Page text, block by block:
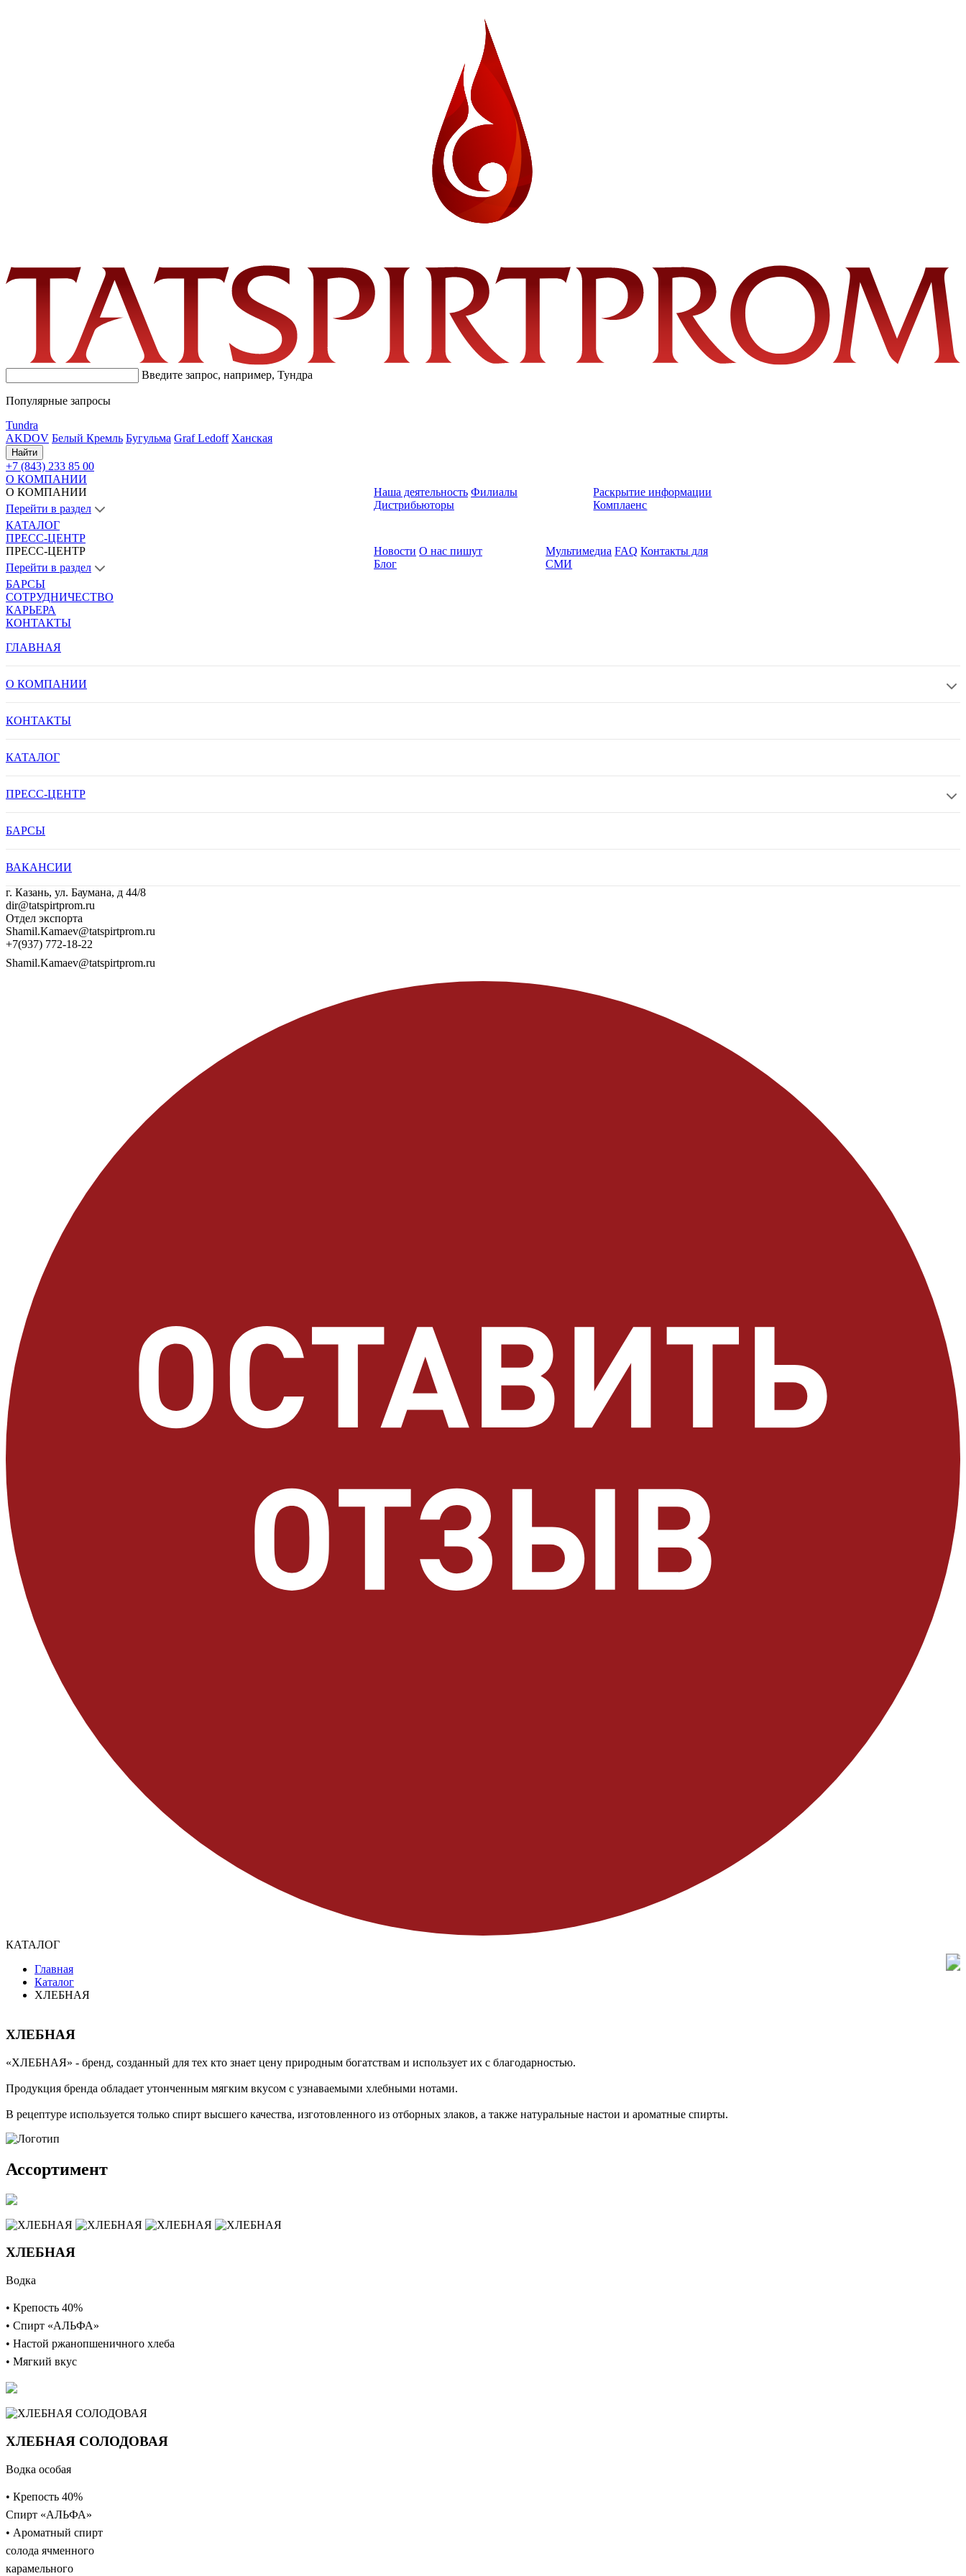
Введите запрос, например, Тундра
Популярные запросы
Tundra
AKDOV Белый Кремль Бугульма Graf Ledoff Ханская
Найти
+7 (843) 233 85 00
О КОМПАНИИ
О КОМПАНИИ
Перейти в раздел
Наша деятельность Филиалы
Дистрибьюторы
Раскрытие информации
Комплаенс
КАТАЛОГ
ПРЕСС-ЦЕНТР
ПРЕСС-ЦЕНТР
Перейти в раздел
Новости О нас пишут
Блог
Мультимедиа FAQ Контакты для
СМИ
БАРСЫ
СОТРУДНИЧЕСТВО
КАРЬЕРА
КОНТАКТЫ
ГЛАВНАЯ
О КОМПАНИИ
КОНТАКТЫ
КАТАЛОГ
ПРЕСС-ЦЕНТР
БАРСЫ
ВАКАНСИИ
г. Казань, ул. Баумана, д 44/8
dir@tatspirtprom.ru
Отдел экспорта
Shamil.Kamaev@tatspirtprom.ru
+7(937) 772-18-22
Shamil.Kamaev@tatspirtprom.ru
КАТАЛОГ
Главная
Каталог
ХЛЕБНАЯ
ХЛЕБНАЯ
«ХЛЕБНАЯ» - бренд, созданный для тех кто знает цену природным богатствам и использует их с благодарностью.
Продукция бренда обладает утонченным мягким вкусом с узнаваемыми хлебными нотами.
В рецептуре используется только спирт высшего качества, изготовленного из отборных злаков, а также натуральные настои и ароматные спирты.
Ассортимент
ХЛЕБНАЯ
Водка
• Крепость 40%
• Спирт «АЛЬФА»
• Настой ржанопшеничного хлеба
• Мягкий вкус
ХЛЕБНАЯ СОЛОДОВАЯ
Водка особая
• Крепость 40%
Спирт «АЛЬФА»
• Ароматный спирт
солода ячменного
карамельного